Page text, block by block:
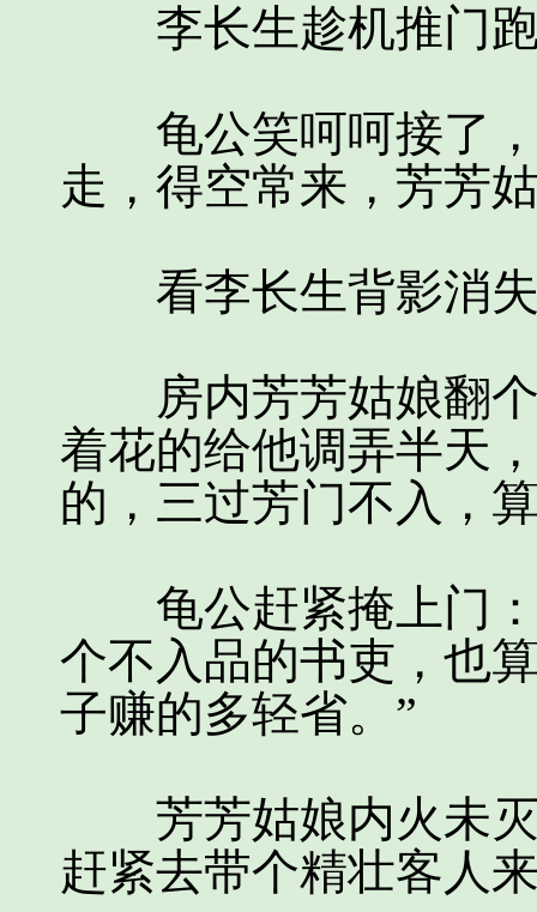
李长生趁机推门跑
龟公笑呵呵接了，
走，得空常来，芳芳
看李长生背影消失
房内芳芳姑娘翻个
着花的给他调弄半天
的，三过芳门不入，
龟公赶紧掩上门：
个不入品的书吏，也
子赚的多轻省。”
芳芳姑娘内火未灭
赶紧去带个精壮客人